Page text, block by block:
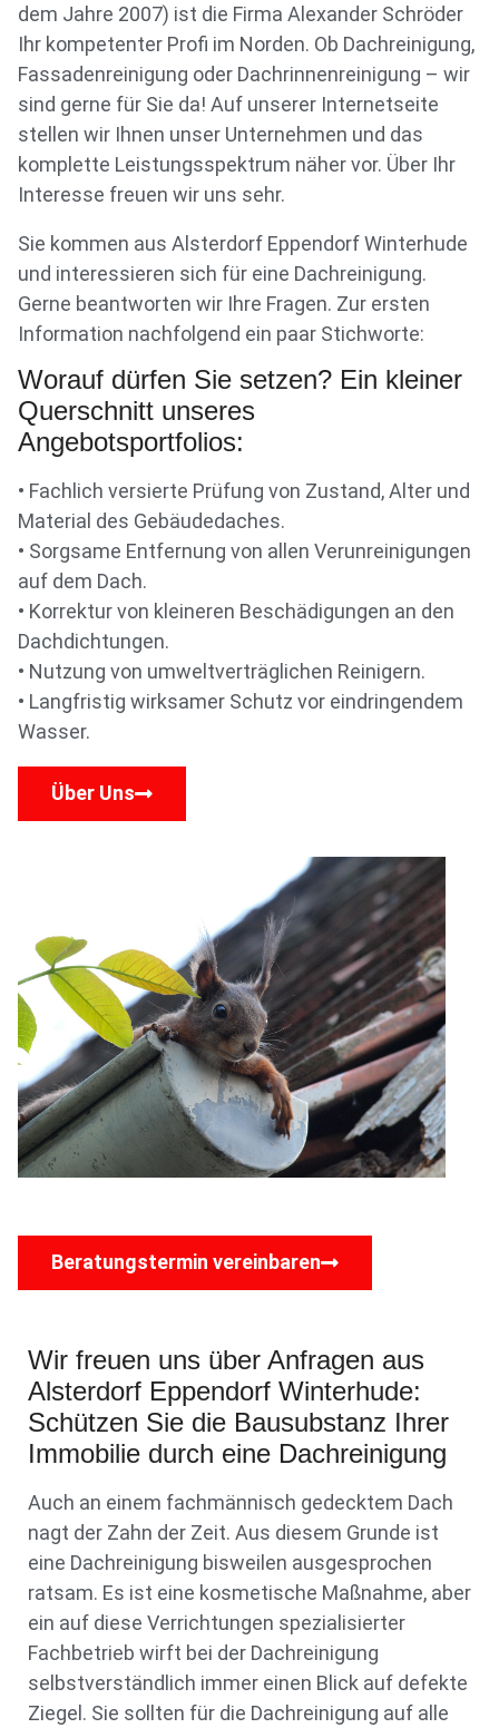
dem Jahre 2007) ist die Firma Alexander Schröder
Ihr kompetenter Profi im Norden. Ob Dachreinigung,
Fassadenreinigung oder Dachrinnenreinigung – wir
sind gerne für Sie da! Auf unserer Internetseite
stellen wir Ihnen unser Unternehmen und das
komplette Leistungsspektrum näher vor. Über Ihr
Interesse freuen wir uns sehr.
Sie kommen aus Alsterdorf Eppendorf Winterhude
und interessieren sich für eine Dachreinigung.
Gerne beantworten wir Ihre Fragen. Zur ersten
Information nachfolgend ein paar Stichworte:
Worauf dürfen Sie setzen? Ein kleiner
Querschnitt unseres
Angebotsportfolios:
• Fachlich versierte Prüfung von Zustand, Alter und
Material des Gebäudedaches.
• Sorgsame Entfernung von allen Verunreinigungen
auf dem Dach.
• Korrektur von kleineren Beschädigungen an den
Dachdichtungen.
• Nutzung von umweltverträglichen Reinigern.
• Langfristig wirksamer Schutz vor eindringendem
Wasser.
Über Uns
Beratungstermin vereinbaren
Wir freuen uns über Anfragen aus
Alsterdorf Eppendorf Winterhude:
Schützen Sie die Bausubstanz Ihrer
Immobilie durch eine Dachreinigung
Auch an einem fachmännisch gedecktem Dach
nagt der Zahn der Zeit. Aus diesem Grunde ist
eine Dachreinigung bisweilen ausgesprochen
ratsam. Es ist eine kosmetische Maßnahme, aber
ein auf diese Verrichtungen spezialisierter
Fachbetrieb wirft bei der Dachreinigung
selbstverständlich immer einen Blick auf defekte
Ziegel. Sie sollten für die Dachreinigung auf alle